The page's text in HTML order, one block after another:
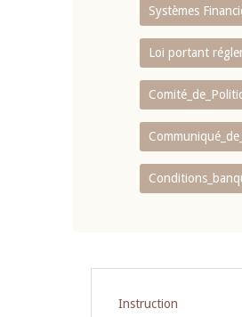
Systèmes
Loi portant
Instruction